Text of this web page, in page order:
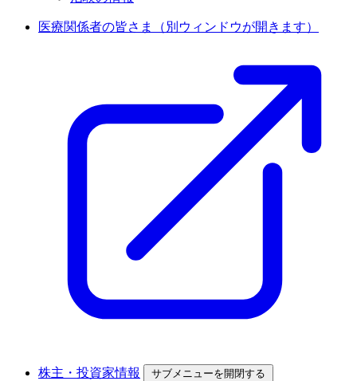
医療関係者の皆さま （別ウィンドウが開きます）
株主・投資家情報 サブメニューを開閉する